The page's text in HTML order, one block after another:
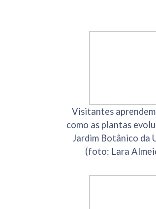
Visitantes
como as plantas
Jardim Botânico da
(foto: Lara